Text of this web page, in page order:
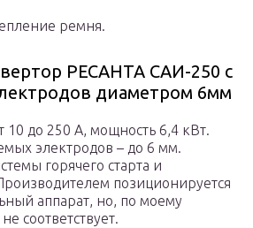
ремня.
РЕСАНТА САИ-250 с
диаметром 6мм
10 до 250 А, мощность 6,4 кВт.
электродов – до 6 мм.
горячего старта и
позиционируется
аппарат, но, по моему
соответствует.